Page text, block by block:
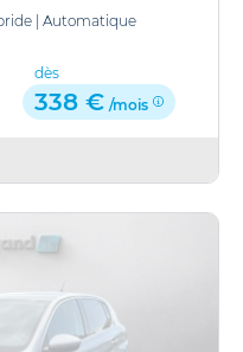
Automatique
dès
338 € /mois